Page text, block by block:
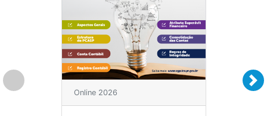
Online 2026